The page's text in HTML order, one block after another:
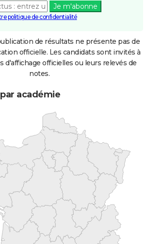
Je m'abonne
politique de confidentialité
de résultats ne présente pas de
officielle. Les candidats sont invités à
d'affichage officielles ou leurs relevés de
notes.
académie